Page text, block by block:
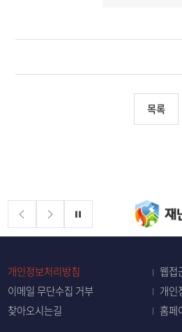
목록
배너존
개인정보처리방침
웹접
이메일 무단수집 거부
개인
찾아오시는길
홈페